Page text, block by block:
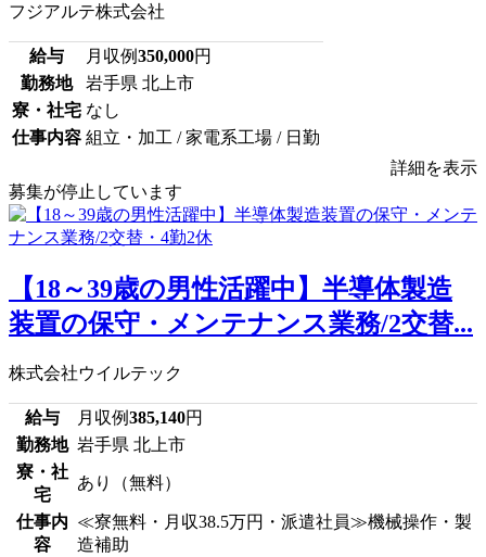
フジアルテ株式会社
給与 月収例350,000円
勤務地
岩手県 北上市
寮・社宅 なし
仕事内容 組立・加工 / 家電系工場 / 日勤
詳細を表示
募集が停止しています
【18～39歳の男性活躍中】半導体製造
装置の保守・メンテナンス業務/2交替...
株式会社ウイルテック
給与 月収例385,140円
勤務地 岩手県 北上市
寮・社
宅
あり（無料）
仕事内
容
≪寮無料・月収38.5万円・派遣社員≫機械操作・製
造補助